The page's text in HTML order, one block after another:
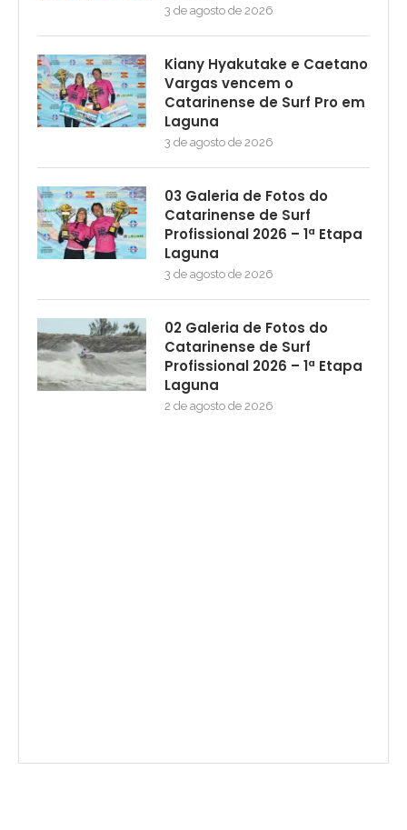
3 de agosto de 2026
Kiany Hyakutake e Caetano
Vargas vencem o
Catarinense de Surf Pro em
Laguna
3 de agosto de 2026
03 Galeria de Fotos do
Catarinense de Surf
Profissional 2026 – 1ª Etapa
Laguna
3 de agosto de 2026
02 Galeria de Fotos do
Catarinense de Surf
Profissional 2026 – 1ª Etapa
Laguna
2 de agosto de 2026